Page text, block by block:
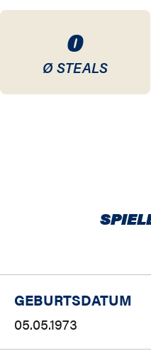
0
Ø STEALS
GEBURTSDATUM
05.05.1973